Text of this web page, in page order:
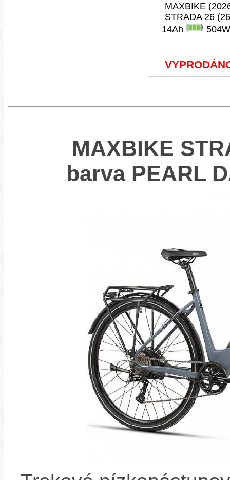
MAXBIKE
STRADA 26
14Ah
MAXBIKE
barva PEARL